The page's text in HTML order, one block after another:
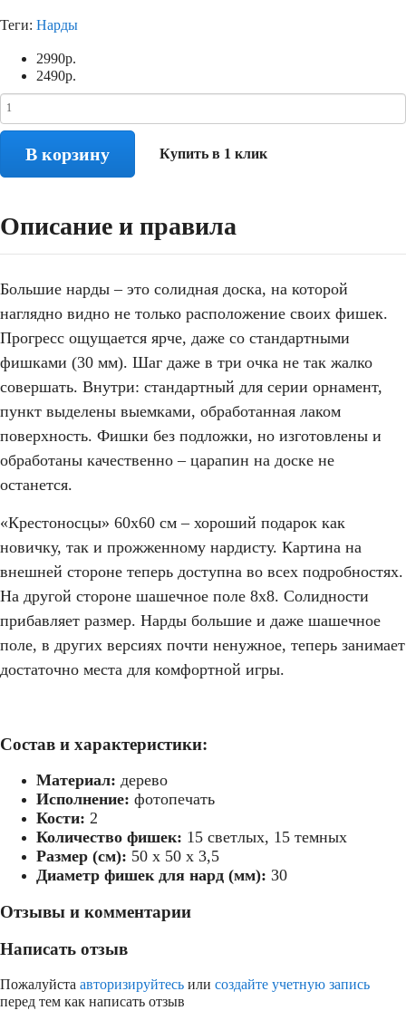
Теги: Нарды
2990р.
2490р.
В корзину Купить в 1 клик
Описание и правила
Большие нарды – это солидная доска, на которой
наглядно видно не только расположение своих фишек.
Прогресс ощущается ярче, даже со стандартными
фишками (30 мм). Шаг даже в три очка не так жалко
совершать. Внутри: стандартный для серии орнамент,
пункт выделены выемками, обработанная лаком
поверхность. Фишки без подложки, но изготовлены и
обработаны качественно – царапин на доске не
останется.
«Крестоносцы» 60х60 см – хороший подарок как
новичку, так и прожженному нардисту. Картина на
внешней стороне теперь доступна во всех подробностях.
На другой стороне шашечное поле 8х8. Солидности
прибавляет размер. Нарды большие и даже шашечное
поле, в других версиях почти ненужное, теперь занимает
достаточно места для комфортной игры.
Состав и характеристики:
Материал: дерево
Исполнение: фотопечать
Кости: 2
Количество фишек: 15 светлых, 15 темных
Размер (см): 50 х 50 х 3,5
Диаметр фишек для нард (мм): 30
Отзывы и комментарии
Написать отзыв
Пожалуйста авторизируйтесь или создайте учетную запись
перед тем как написать отзыв